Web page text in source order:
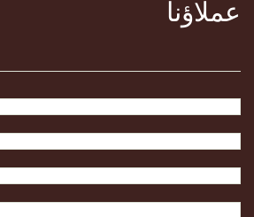
عملاؤنا